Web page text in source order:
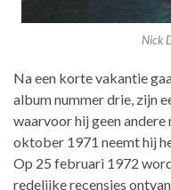
Nick
Na een korte vakantie
album nummer drie, zijn
waarvoor hij geen
oktober 1971 neemt hij
Op 25 februari 1972
redelijke recensies